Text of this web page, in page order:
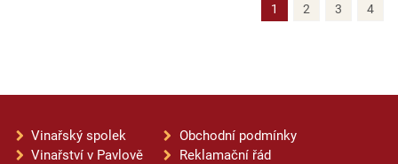
1 2 3 4
Vinařský spolek
Vinařství v Pavlově
Obchodní podmínky
Reklamační řád